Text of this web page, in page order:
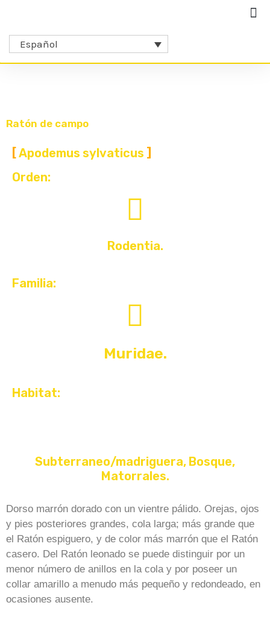
Español
Ratón de campo
Apodemus sylvaticus
Orden:
Rodentia.
Familia:
Muridae.
Habitat:
Subterraneo/madriguera, Bosque,
Matorrales.
Dorso marrón dorado con un vientre pálido. Orejas, ojos
y pies posteriores grandes, cola larga; más grande que
el Ratón espiguero, y de color más marrón que el Ratón
casero. Del Ratón leonado se puede distinguir por un
menor número de anillos en la cola y por poseer un
collar amarillo a menudo más pequeño y redondeado, en
ocasiones ausente.